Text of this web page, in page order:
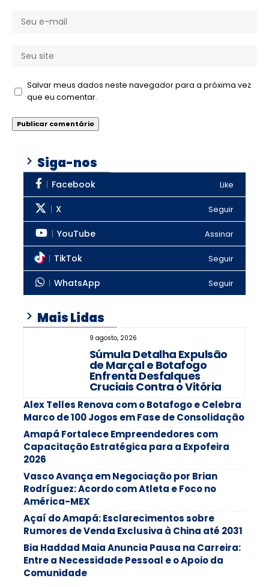
Salvar meus dados neste navegador para a próxima vez
que eu comentar.
Siga-nos
Facebook Like
X Seguir
YouTube Assinar
TikTok Seguir
WhatsApp Seguir
Mais Lidas
9 agosto, 2026
Súmula Detalha Expulsão
de Marçal e Botafogo
Enfrenta Desfalques
Cruciais Contra o Vitória
Alex Telles Renova com o Botafogo e Celebra
Marco de 100 Jogos em Fase de Consolidação
Amapá Fortalece Empreendedores com
Capacitação Estratégica para a Expofeira
2026
Vasco Avança em Negociação por Brian
Rodríguez: Acordo com Atleta e Foco no
América-MEX
Açaí do Amapá: Esclarecimentos sobre
Rumores de Venda Exclusiva à China até 2031
Bia Haddad Maia Anuncia Pausa na Carreira:
Entre a Necessidade Pessoal e o Apoio da
Comunidade